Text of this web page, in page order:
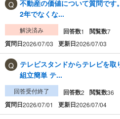
不動産の価値について質問で
2年でなくな...
解決済み 回答数1 閲覧数7
質問日2026/07/03 更新日2026/07/03
テレビスタンドからテレビを
組立簡単 テ...
回答受付終了 回答数2 閲覧数36
質問日2026/07/01 更新日2026/07/04